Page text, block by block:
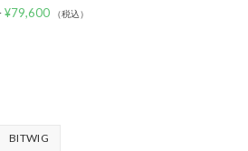
¥79,600 （税込）
BITWIG